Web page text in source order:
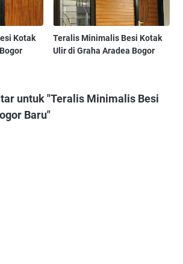
Kotak
Teralis Minimalis Besi Kotak
Ulir di Graha Aradea Bogor
untuk "Teralis Minimalis Besi
Baru"